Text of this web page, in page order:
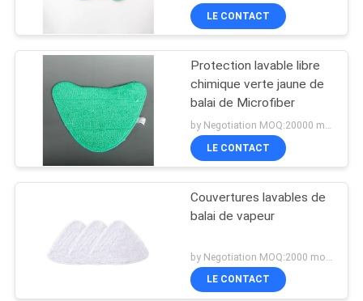
nettoyage
LE CONTACT
Protection lavable libre
chimique verte jaune de
balai de Microfiber
LE CONTACT
Couvertures lavables de
balai de vapeur
LE CONTACT